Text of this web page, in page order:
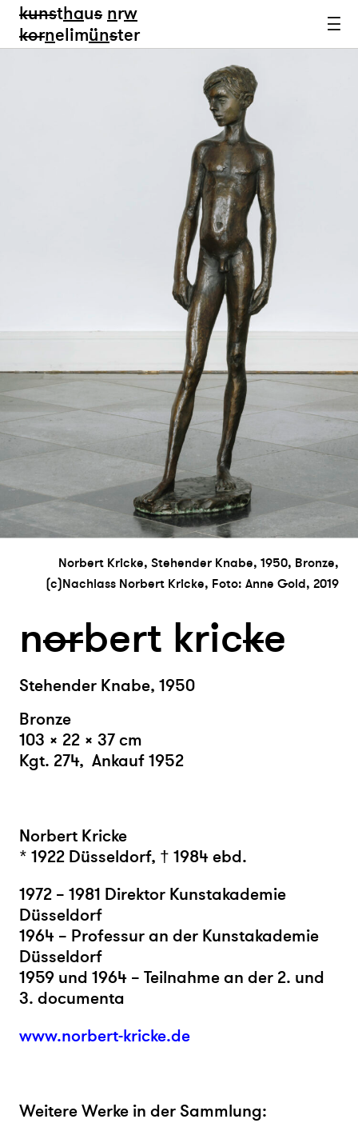
kunsthaus nrw
kornelimünster
Norbert Kricke, Stehender Knabe, 1950, Bronze,
(c)Nachlass Norbert Kricke, Foto: Anne Gold, 2019
norbert kricke
Stehender Knabe, 1950
Bronze
103 × 22 × 37 cm
Kgt. 274, Ankauf 1952
Norbert Kricke
* 1922 Düsseldorf, † 1984 ebd.
1972 – 1981 Direktor Kunstakademie
Düsseldorf
1964 – Professur an der Kunstakademie
Düsseldorf
1959 und 1964 – Teilnahme an der 2. und
3. documenta
www.norbert-kricke.de
Weitere Werke in der Sammlung: